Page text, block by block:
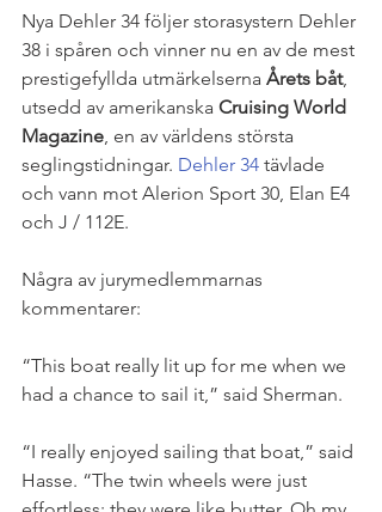
Nya Dehler 34 följer storasystern Dehler
38 i spåren och vinner nu en av de mest
prestigefyllda utmärkelserna Årets båt,
utsedd av amerikanska Cruising World
Magazine, en av världens största
seglingstidningar. Dehler 34 tävlade
och vann mot Alerion Sport 30, Elan E4
och J / 112E.
Några av jurymedlemmarnas
kommentarer:
“This boat really lit up for me when we
had a chance to sail it,” said Sherman.
“I really enjoyed sailing that boat,” said
Hasse. “The twin wheels were just